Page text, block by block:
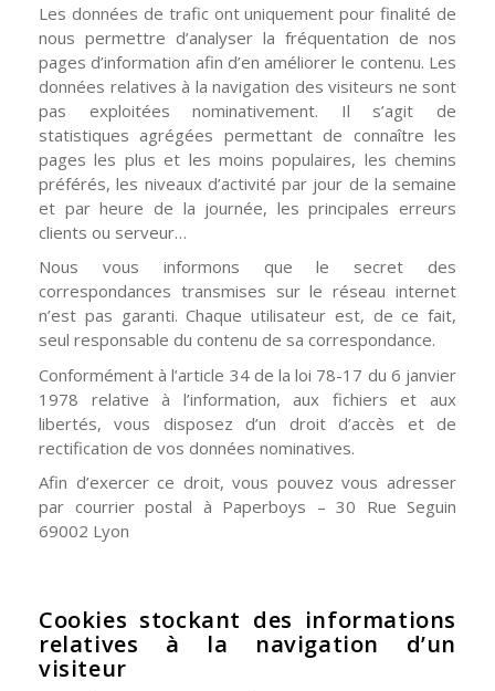
Les données de trafic ont uniquement pour finalité de
nous permettre d’analyser la fréquentation de nos
pages d’information afin d’en améliorer le contenu. Les
données relatives à la navigation des visiteurs ne sont
pas exploitées nominativement. Il s’agit de
statistiques agrégées permettant de connaître les
pages les plus et les moins populaires, les chemins
préférés, les niveaux d’activité par jour de la semaine
et par heure de la journée, les principales erreurs
clients ou serveur…
Nous vous informons que le secret des
correspondances transmises sur le réseau internet
n’est pas garanti. Chaque utilisateur est, de ce fait,
seul responsable du contenu de sa correspondance.
Conformément à l’article 34 de la loi 78-17 du 6 janvier
1978 relative à l’information, aux fichiers et aux
libertés, vous disposez d’un droit d’accès et de
rectification de vos données nominatives.
Afin d’exercer ce droit, vous pouvez vous adresser
par courrier postal à Paperboys – 30 Rue Seguin
69002 Lyon
Cookies stockant des informations
relatives à la navigation d’un
visiteur